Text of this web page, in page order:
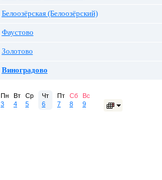
Белоозёрская (Белоозёрский)
Фаустово
Золотово
Виноградово
Пн
3
Вт
4
Ср
5
Чт
6
Пт
7
Сб
8
Вс
9